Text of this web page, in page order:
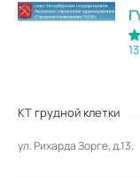
КТ грудной клетки
ул. Рихарда Зорге, д.13.